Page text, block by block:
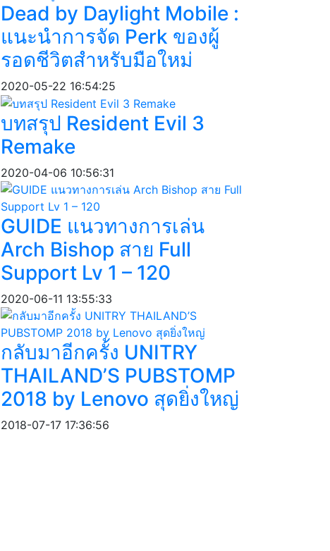
Dead by Daylight Mobile :
แนะนำการจัด Perk ของผู้
รอดชีวิตสำหรับมือใหม่
2020-05-22 16:54:25
บทสรุป Resident Evil 3
Remake
2020-04-06 10:56:31
GUIDE แนวทางการเล่น
Arch Bishop สาย Full
Support Lv 1 – 120
2020-06-11 13:55:33
กลับมาอีกครั้ง UNITRY
THAILAND’S PUBSTOMP
2018 by Lenovo สุดยิ่งใหญ่
2018-07-17 17:36:56